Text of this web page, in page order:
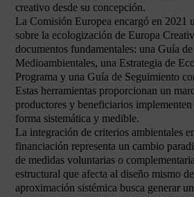
creativo desde su concepción.
La Comisión Europea encargó en 2021
sobre la ecologización de Europa
documentos fundamentales: una Guía
Medioambientales, una Estrategia de
Programa y una Guía de Seguimiento
Estas herramientas proporcionan un
productores y beneficiarios
forma sistemática y medible.
La integración de criterios ambientales
financiación representa un cambio
de medidas voluntarias o
estructural que afecta al diseño mismo
aproximación sistémica busca generar